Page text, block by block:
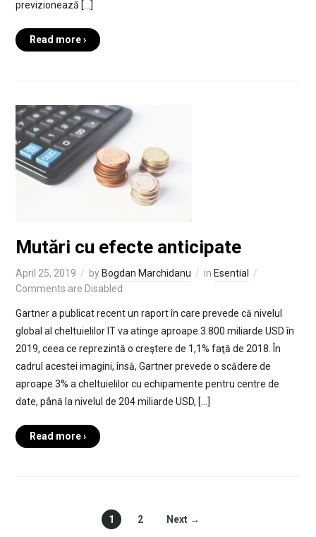
previzionează […]
Read more ›
Mutări cu efecte anticipate
April 25, 2019 by Bogdan Marchidanu in Esential
Comments are Disabled
Gartner a publicat recent un raport în care prevede că nivelul
global al cheltuielilor IT va atinge aproape 3.800 miliarde USD în
2019, ceea ce reprezintă o creştere de 1,1% faţă de 2018. În
cadrul acestei imagini, însă, Gartner prevede o scădere de
aproape 3% a cheltuielilor cu echipamente pentru centre de
date, până la nivelul de 204 miliarde USD, […]
Read more ›
1 2 Next →